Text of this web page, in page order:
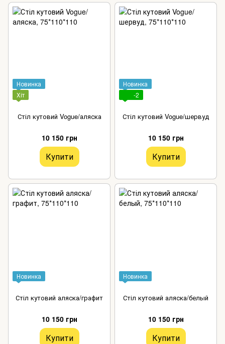
Новинка
Хіт
Стіл кутовий Vogue/аляска
10 150 грн
Купити
Новинка
-2
Стіл кутовий Vogue/шервуд
10 150 грн
Купити
Новинка
Стіл кутовий аляска/графит
10 150 грн
Купити
Новинка
Стіл кутовий аляска/белый
10 150 грн
Купити